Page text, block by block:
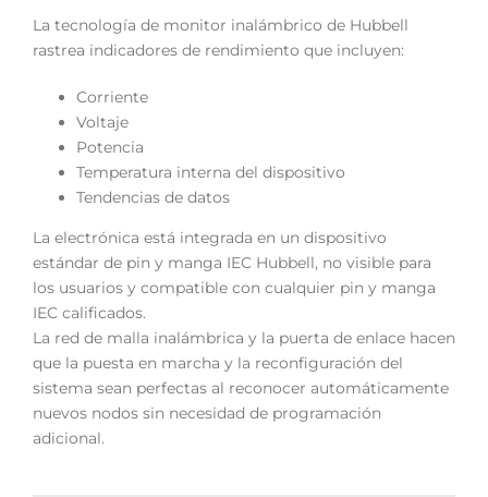
La tecnología de monitor inalámbrico de Hubbell
rastrea indicadores de rendimiento que incluyen:
Corriente
Voltaje
Potencia
Temperatura interna del dispositivo
Tendencias de datos
La electrónica está integrada en un dispositivo
estándar de pin y manga IEC Hubbell, no visible para
los usuarios y compatible con cualquier pin y manga
IEC calificados.
La red de malla inalámbrica y la puerta de enlace hacen
que la puesta en marcha y la reconfiguración del
sistema sean perfectas al reconocer automáticamente
nuevos nodos sin necesidad de programación
adicional.